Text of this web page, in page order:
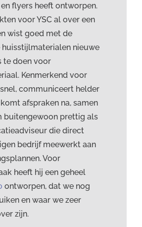
flyers heeft ontworpen.
voor YSC al over een
wist goed met de
huisstijlmaterialen nieuwe
te doen voor
Kenmerkend voor
communiceert helder
afspraken na, samen
buitengewoon prettig als
die direct
bedrijf meewerkt aan
Voor
heeft hij een geheel
ontworpen, dat we nog
en waar we zeer
zijn.